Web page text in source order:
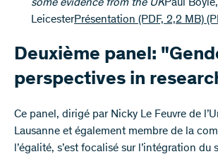
some evidence from the UKPaul
LeicesterPrésentation (PDF, 2,2 MB)
Deuxième panel:
perspectives in
Ce panel, dirigé par Nicky Le Feuvre de
Lausanne et également membre de la
l’égalité, s’est focalisé sur l’intégration du